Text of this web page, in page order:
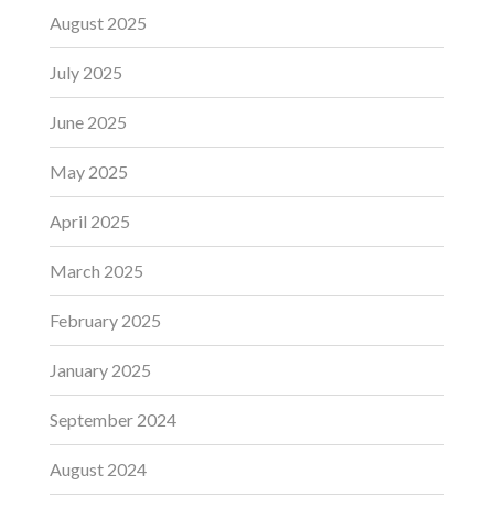
August 2025
July 2025
June 2025
May 2025
April 2025
March 2025
February 2025
January 2025
September 2024
August 2024